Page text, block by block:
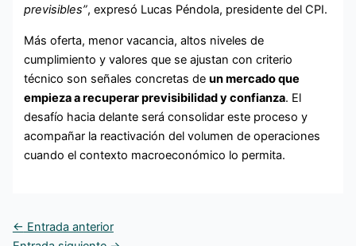
previsibles”, expresó Lucas Péndola, presidente del CPI.
Más oferta, menor vacancia, altos niveles de
cumplimiento y valores que se ajustan con criterio
técnico son señales concretas deun mercado que
empieza a recuperar previsibilidad y confianza. El
desafío hacia delante será consolidar este proceso y
acompañar la reactivación del volumen de operaciones
cuando el contexto macroeconómico lo permita.
← Entrada anterior